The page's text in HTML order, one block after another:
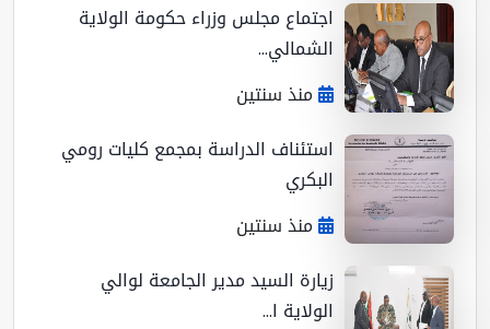
اجتماع مجلس وزراء حكومة الولاية
الشمالي...
منذ سنتين
استئناف الدراسة بمجمع كليات رومي
البكري
منذ سنتين
زيارة السيد مدير الجامعة لوالي
الولاية ا...